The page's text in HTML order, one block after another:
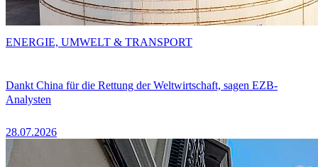
Dankt China für die Rettung der Weltwirtschaft, sagen EZB-
Analysten
28.07.2026
ENERGIE, UMWELT & TRANSPORT